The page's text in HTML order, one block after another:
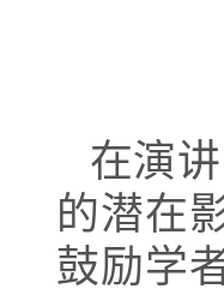
在演
的潜在
鼓励学